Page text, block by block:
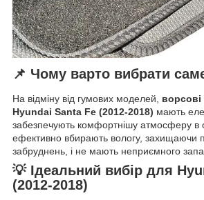
📌 Чому варто вибрати
На відміну від гумових моделей,
Hyundai Santa Fe (2012-2018) мають
забезпечують комфортнішу атмосферу в
ефективно вбирають вологу, захищаючи
забруднень, і не мають неприємного
💡 Ідеальний вибір для
(2012-2018)